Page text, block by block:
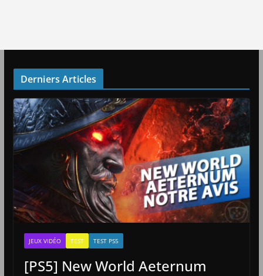
Derniers Articles
JEUX VIDÉO TEST TEST PS5
[PS5] New World Aeternum